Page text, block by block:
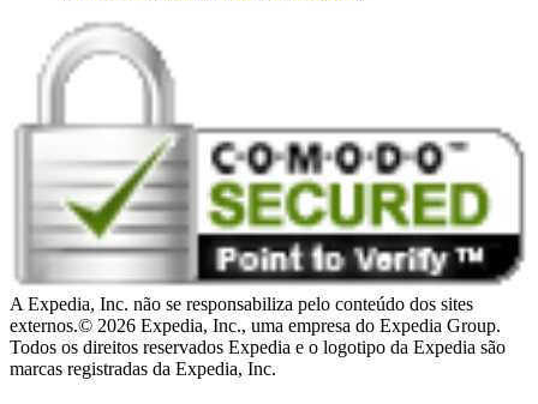
A Expedia, Inc. não se responsabiliza pelo conteúdo dos sites
externos.© 2026 Expedia, Inc., uma empresa do Expedia Group.
Todos os direitos reservados Expedia e o logotipo da Expedia são
marcas registradas da Expedia, Inc.